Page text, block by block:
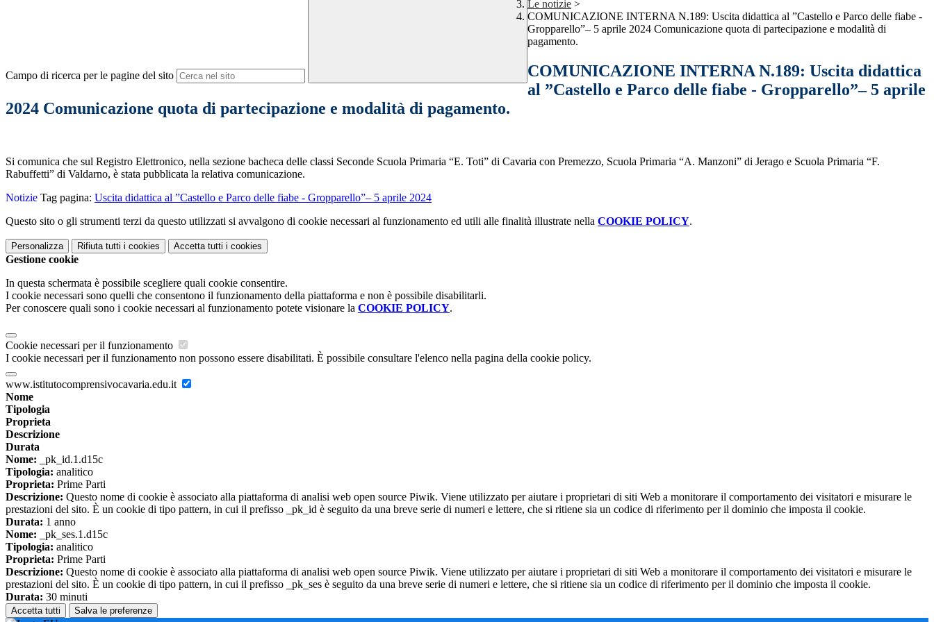
Campo di ricerca per le pagine del sito
Le notizie >
COMUNICAZIONE INTERNA N.189: Uscita didattica al ”Castello e Parco delle fiabe -
Gropparello”– 5 aprile 2024 Comunicazione quota di partecipazione e modalità di
pagamento.
COMUNICAZIONE INTERNA N.189: Uscita didattica
al ”Castello e Parco delle fiabe - Gropparello”– 5 aprile
2024 Comunicazione quota di partecipazione e modalità di pagamento.
Si comunica che sul Registro Elettronico, nella sezione bacheca delle classi Seconde Scuola Primaria “E. Toti” di Cavaria con Premezzo, Scuola Primaria “A. Manzoni” di Jerago e Scuola Primaria “F.
Rabuffetti” di Valdarno, è stata pubblicata la relativa comunicazione.
Notizie Tag pagina: Uscita didattica al ”Castello e Parco delle fiabe - Gropparello”– 5 aprile 2024
Questo sito o gli strumenti terzi da questo utilizzati si avvalgono di cookie necessari al funzionamento ed utili alle finalità illustrate nella COOKIE POLICY.
Personalizza Rifiuta tutti i cookies Accetta tutti i cookies
Gestione cookie
In questa schermata è possibile scegliere quali cookie consentire.
I cookie necessari sono quelli che consentono il funzionamento della piattaforma e non è possibile disabilitarli.
Per conoscere quali sono i cookie necessari al funzionamento potete visionare la COOKIE POLICY.
Cookie necessari per il funzionamento
I cookie necessari per il funzionamento non possono essere disabilitati. È possibile consultare l'elenco nella pagina della cookie policy.
www.istitutocomprensivocavaria.edu.it
Nome
Tipologia
Proprieta
Descrizione
Durata
Nome: _pk_id.1.d15c
Tipologia: analitico
Proprieta: Prime Parti
Descrizione: Questo nome di cookie è associato alla piattaforma di analisi web open source Piwik. Viene utilizzato per aiutare i proprietari di siti Web a monitorare il comportamento dei visitatori e misurare le
prestazioni del sito. È un cookie di tipo pattern, in cui il prefisso _pk_id è seguito da una breve serie di numeri e lettere, che si ritiene sia un codice di riferimento per il dominio che imposta il cookie.
Durata: 1 anno
Nome: _pk_ses.1.d15c
Tipologia: analitico
Proprieta: Prime Parti
Descrizione: Questo nome di cookie è associato alla piattaforma di analisi web open source Piwik. Viene utilizzato per aiutare i proprietari di siti Web a monitorare il comportamento dei visitatori e misurare le
prestazioni del sito. È un cookie di tipo pattern, in cui il prefisso _pk_ses è seguito da una breve serie di numeri e lettere, che si ritiene sia un codice di riferimento per il dominio che imposta il cookie.
Durata: 30 minuti
Accetta tutti Salva le preferenze